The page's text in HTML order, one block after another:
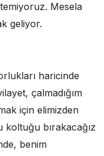
Mesela
geliyor.
haricinde
çalmadığım
için elimizden
bırakacağız
benim